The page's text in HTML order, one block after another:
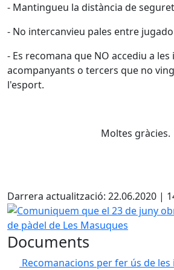
- Mantingueu la distància de
- No intercanvieu pales entre
- Es recomana que NO accediu a les
acompanyants o tercers que no
l'esport.
Moltes gràcies.
Darrera actualització: 22.06.2020 |
Comuniquem que el 23 de juny
Documents
Recomanacions per fer ús de les